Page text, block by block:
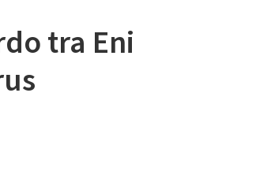
tra Eni